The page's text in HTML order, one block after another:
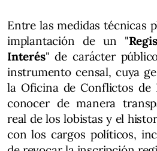
Entre las medidas técnicas
implantación de un "
Interés" de carácter
instrumento censal, cuya
la Oficina de Conflictos de
conocer de manera
real de los lobistas y el
con los cargos políticos,